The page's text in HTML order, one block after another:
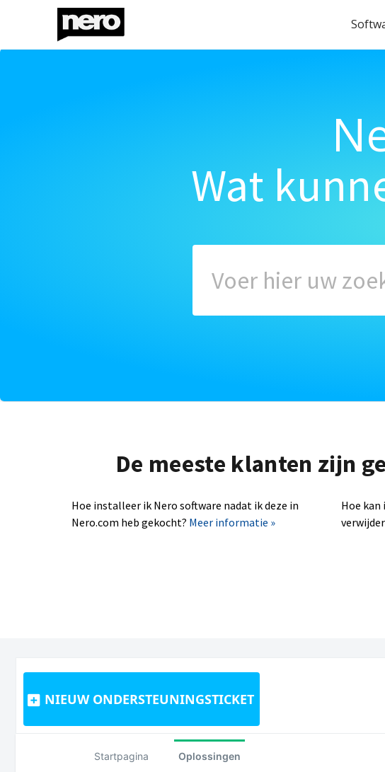
Wat
De meeste klanten zijn
Hoe installeer ik Nero software nadat ik deze in
Nero.com heb gekocht? Meer informatie »
Hoe
NIEUW ONDERSTEUNINGSTICKET
Startpagina Oplossingen